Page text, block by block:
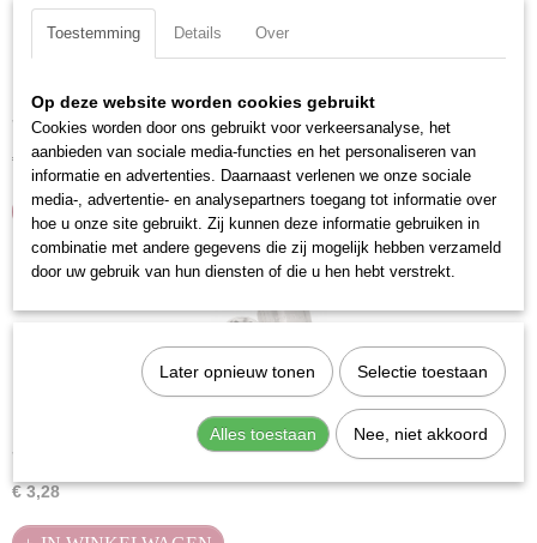
Kraftwerk 100090 Dop zeskant 1/4" 9 mm
Verchroomd en voorzien van gekartelde rand.Uitvoering:…
€ 3,47
IN WINKELWAGEN
Kraftwerk 100100 Dop zeskant 1/4" 10 mm
Verchroomd en voorzien van gekartelde rand.Uitvoering:…
€ 3,28
Toestemming Details Over
Op deze website worden cookies gebruikt
Cookies worden door ons gebruikt voor verkeersanalyse, het
aanbieden van sociale media-functies en het personaliseren van
informatie en advertenties. Daarnaast verlenen we onze sociale
media-, advertentie- en analysepartners toegang tot informatie over
hoe u onze site gebruikt. Zij kunnen deze informatie gebruiken in
combinatie met andere gegevens die zij mogelijk hebben verzameld
door uw gebruik van hun diensten of die u hen hebt verstrekt.
Later opnieuw tonen Selectie toestaan
Alles toestaan Nee, niet akkoord